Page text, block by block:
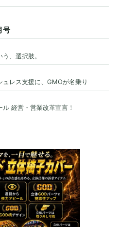
号
、選択肢。
ュレス支援に、GMOが名乗り
ル 経営・営業改革宣言！